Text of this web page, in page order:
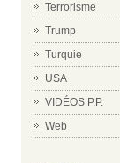
Terrorisme
Trump
Turquie
USA
VIDÉOS P.P.
Web